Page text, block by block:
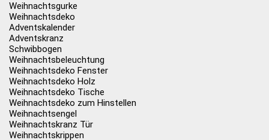
Weihnachtsgurke
Weihnachtsdeko
Adventskalender
Adventskranz
Schwibbogen
Weihnachtsbeleuchtung
Weihnachtsdeko Fenster
Weihnachtsdeko Holz
Weihnachtsdeko Tische
Weihnachtsdeko zum Hinstellen
Weihnachtsengel
Weihnachtskranz Tür
Weihnachtskrippen